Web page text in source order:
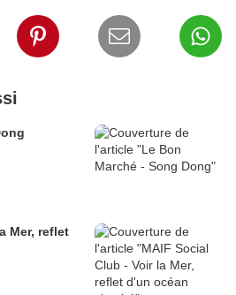
Mer, reflet